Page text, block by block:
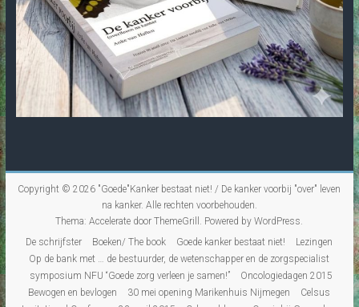
Copyright © 2026 "Goede"Kanker bestaat niet! / De kanker voorbij "over" leven
na kanker. Alle rechten voorbehouden.
Thema:Accelerate door ThemeGrill. Powered byWordPress.
De schrijfster
Boeken/ The book Goede kanker bestaat niet!
Lezingen
Op de bank met … de bestuurder, de wetenschapper en de zorgspecialist
symposium NFU “Goede zorg verleen je samen!”
Oncologiedagen 2015
Bewogen en bevlogen
30 mei opening Marikenhuis Nijmegen
Celsus